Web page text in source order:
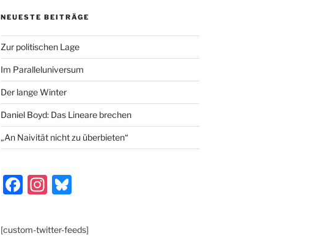
NEUESTE BEITRÄGE
Zur politischen Lage
Im Paralleluniversum
Der lange Winter
Daniel Boyd: Das Lineare brechen
„An Naivität nicht zu überbieten“
F
c
In
a
Bl
e
[custom-twitter-feeds]